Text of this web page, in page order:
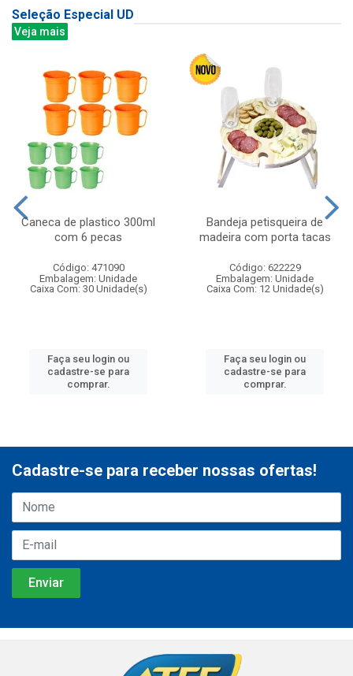
Seleção Especial UD
Veja mais
Caneca de plastico 300ml
com 6 pecas
Código: 471090
Embalagem: Unidade
Caixa Com: 30 Unidade(s)
Faça seu login ou
cadastre-se para
comprar.
Bandeja petisqueira de
madeira com porta tacas
Código: 622229
Embalagem: Unidade
Caixa Com: 12 Unidade(s)
Faça seu login ou
cadastre-se para
comprar.
Cadastre-se para receber nossas ofertas!